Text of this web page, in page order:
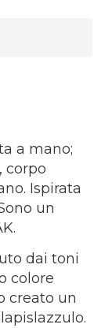
a mano;
corpo
Ispirata
un
dai toni
colore
creato un